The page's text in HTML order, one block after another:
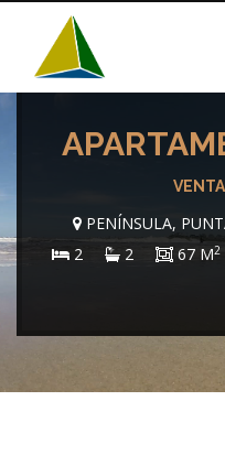
PENÍNSULA,
2
2 67 M2